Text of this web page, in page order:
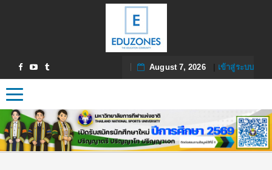
August 7, 2026| เข้าสู่ระบบ
Toggle navigation